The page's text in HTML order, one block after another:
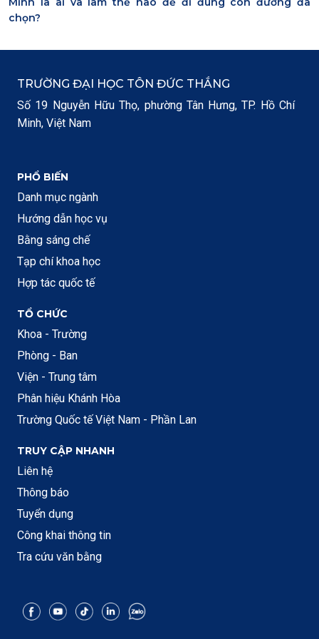
chọn?
TRƯỜNG ĐẠI HỌC TÔN ĐỨC THẮNG
Số 19 Nguyễn Hữu Thọ, phường Tân Hưng, TP. Hồ Chí
Minh, Việt Nam
PHỔ BIẾN
Danh mục ngành
Hướng dẫn học vụ
Bằng sáng chế
Tạp chí khoa học
Hợp tác quốc tế
TỔ CHỨC
Khoa - Trường
Phòng - Ban
Viện - Trung tâm
Phân hiệu Khánh Hòa
Trường Quốc tế Việt Nam - Phần Lan
TRUY CẬP NHANH
Liên hệ
Thông báo
Tuyển dụng
Công khai thông tin
Tra cứu văn bằng